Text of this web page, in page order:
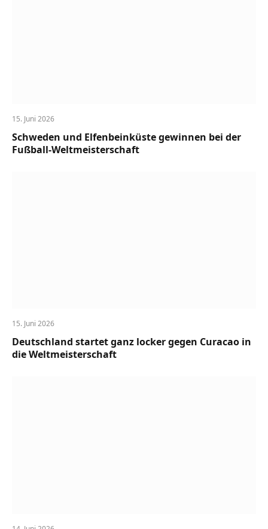
15. Juni 2026
Schweden und Elfenbeinküste gewinnen bei der
Fußball-Weltmeisterschaft
15. Juni 2026
Deutschland startet ganz locker gegen Curacao in
die Weltmeisterschaft